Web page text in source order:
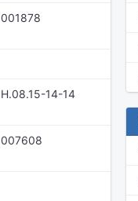
001878
Н.08.15-14-14
007608